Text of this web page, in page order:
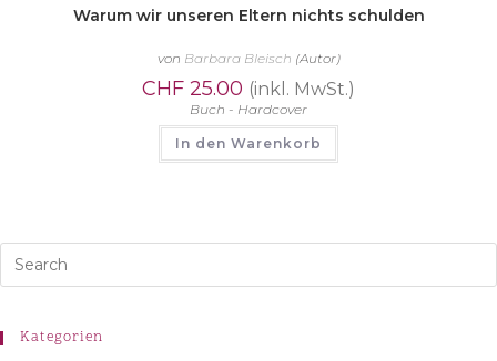
Warum wir unseren Eltern nichts schulden
von Barbara Bleisch (Autor)
CHF 25.00 (inkl. MwSt.)
Buch - Hardcover
In den Warenkorb
Kategorien